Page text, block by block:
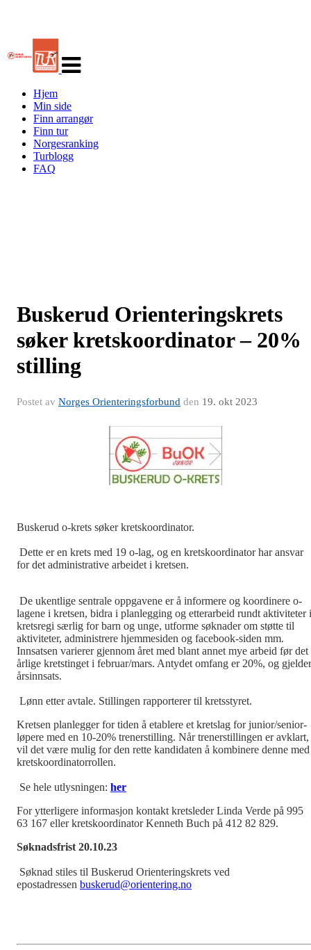
navigasjon
Hjem
Min side
Finn arrangør
Finn tur
Norgesranking
Turblogg
FAQ
Buskerud Orienteringskrets
søker kretskoordinator – 20%
stilling
Postet av Norges Orienteringsforbund den 19. okt 2023
Buskerud o-krets søker kretskoordinator.
Dette er en krets med 19 o-lag, og en kretskoordinator har ansvar
for det administrative arbeidet i kretsen.
De ukentlige sentrale oppgavene er å informere og koordinere o-
lagene i kretsen, bidra i planlegging og etterarbeid rundt aktiviteter i
kretsregi særlig for barn og unge, utforme søknader om støtte til
aktiviteter, administrere hjemmesiden og facebook-siden mm.
Innsatsen varierer gjennom året med blant annet mye arbeid før det
årlige kretstinget i februar/mars. Antydet omfang er 20%, og gjelder
årsinnsats.
Lønn etter avtale. Stillingen rapporterer til kretsstyret.
Kretsen planlegger for tiden å etablere et kretslag for junior/senior-
løpere med en 10-20% trenerstilling. Når trenerstillingen er avklart,
vil det være mulig for den rette kandidaten å kombinere denne med
kretskoordinatorrollen.
Se hele utlysningen: her
For ytterligere informasjon kontakt kretsleder Linda Verde på 995
63 167 eller kretskoordinator Kenneth Buch på 412 82 829.
Søknadsfrist 20.10.23
Søknad stiles til Buskerud Orienteringskrets ved
epostadressen buskerud@orientering.no